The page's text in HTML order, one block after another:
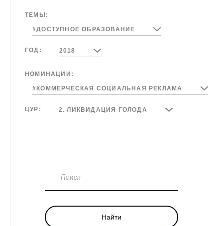
ТЕМЫ:
#ДОСТУПНОЕ ОБРАЗОВАНИЕ
ГОД: 2018
НОМИНАЦИИ:
#КОММЕРЧЕСКАЯ СОЦИАЛЬНАЯ РЕКЛАМА
ЦУР: 2. ЛИКВИДАЦИЯ ГОЛОДА
Поиск
Найти